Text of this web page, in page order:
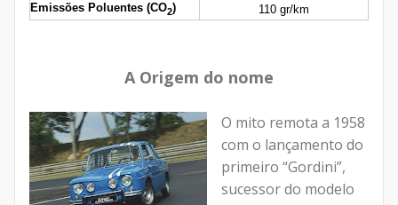
Emissões Poluentes (CO2) 110 gr/km
A Origem do nome
O mito remota a 1958
com o lançamento do
primeiro “Gordini”,
sucessor do modelo